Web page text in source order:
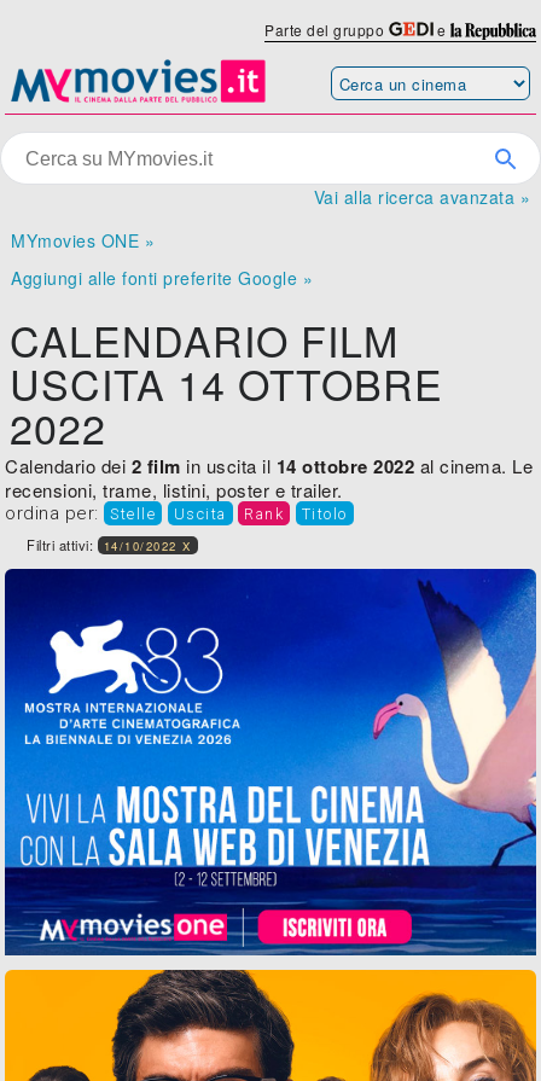
Parte del gruppo e
Vai alla ricerca avanzata »
MYmovies ONE »
Aggiungi alle fonti preferite Google »
CALENDARIO FILM
USCITA 14 OTTOBRE
2022
Calendario dei 2 film in uscita il 14 ottobre 2022 al cinema. Le
recensioni, trame, listini, poster e trailer.
ordina per: Stelle Uscita Rank Titolo
Filtri attivi: 14/10/2022 X